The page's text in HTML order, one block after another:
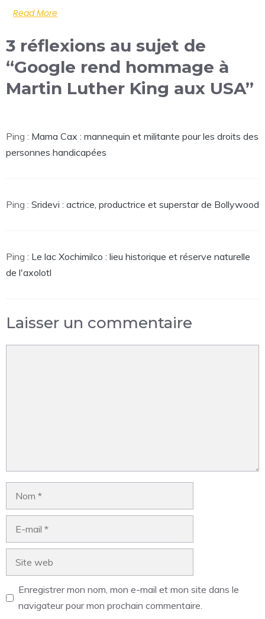
Read More
3 réflexions au sujet de
“Google rend hommage à
Martin Luther King aux USA”
Ping : Mama Cax : mannequin et militante pour les droits des
personnes handicapées
Ping : Sridevi : actrice, productrice et superstar de Bollywood
Ping : Le lac Xochimilco : lieu historique et réserve naturelle
de l'axolotl
Laisser un commentaire
Enregistrer mon nom, mon e-mail et mon site dans le
navigateur pour mon prochain commentaire.